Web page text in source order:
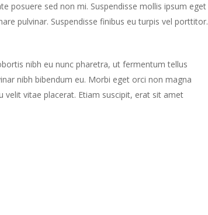
posuere sed non mi. Suspendisse mollis ipsum eget
pulvinar. Suspendisse finibus eu turpis vel porttitor.
nibh eu nunc pharetra, ut fermentum tellus
nibh bibendum eu. Morbi eget orci non magna
vitae placerat. Etiam suscipit, erat sit amet